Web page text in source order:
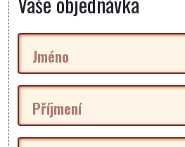
Jméno
Příjmení